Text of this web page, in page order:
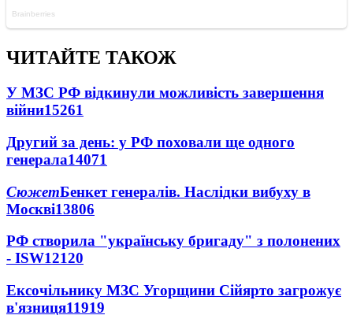
ЧИТАЙТЕ ТАКОЖ
У МЗС РФ відкинули можливість завершення
війни15261
Другий за день: у РФ поховали ще одного
генерала14071
СюжетБенкет генералів. Наслідки вибуху в
Москві13806
РФ створила "українську бригаду" з полонених
- ISW12120
Ексочільнику МЗС Угорщини Сійярто загрожує
в'язниця11919